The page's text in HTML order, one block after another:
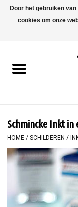
BOEKEN
TEXTIEL
WORKSHOPS
Schmincke Inkt in
HOME / SCHILDEREN /
Door het gebruiken
cookies om onze